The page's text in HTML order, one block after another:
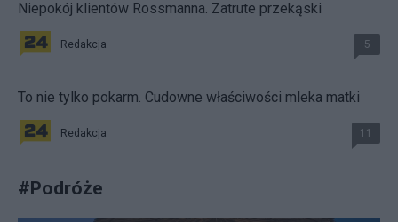
Niepokój klientów Rossmanna. Zatrute przekąski
Redakcja 5
To nie tylko pokarm. Cudowne właściwości mleka matki
Redakcja 11
#Podróże